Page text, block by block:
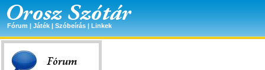
Fórum | Játék | Szóbeírás | Linkek